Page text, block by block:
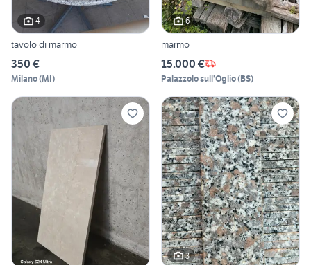
4
tavolo di marmo
350 €
Milano(MI)
6
marmo
15.000 €
Palazzolo sull'Oglio(BS)
3